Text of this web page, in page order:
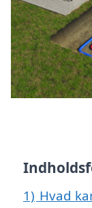
1) Hvad